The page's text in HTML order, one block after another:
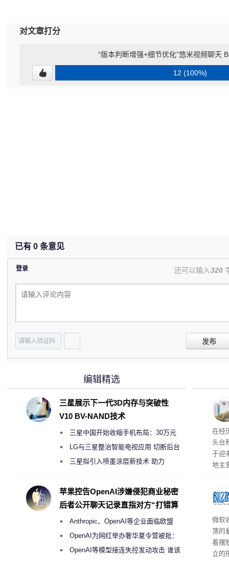
对文章打分
“版本判断增强+细节优化”悠米视频聊天
12 (100%)
已有 0 条意见
登录 还可以输入320
发布
在经
头台
于迎
地主
设两
微软
荡的
着摆
立的
编辑精选
三星展示下一代3D内存与突破性
V10 BV-NAND技术
三星中国开始收缩手机布局：30万元
月销售额不达标门店 将被逐步清退
LG与三星整治智能电视应用 切断后台
偷偷共享带宽的违规行为
三星拟引入喷墨涂层新技术 助力
度
苹果控告OpenAI涉嫌侵犯商业秘密
后者公开聊天记录直指对方“打错算
Anthropic、OpenAI等企业面临欧盟
《人工智能法案》全新执法权限审查
OpenAI为网红举办奢华夏令营被批：
2000美元一晚 遭讽“反乌托邦”
OpenAI等模型接连失控发动攻击 谁该